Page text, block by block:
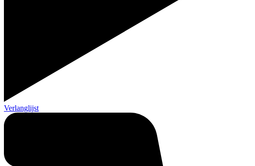
Verlanglijst